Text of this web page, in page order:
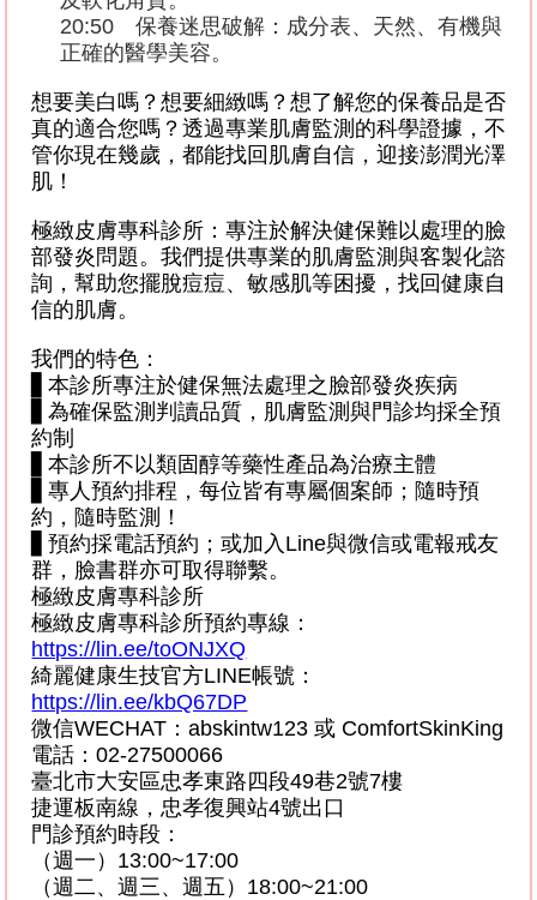
20:50
保養迷思破解：成分表、天然、有機與
正確的醫學美容。
想要美白嗎？想要細緻嗎？想了解您的保養品是否
真的適合您嗎？透過專業肌膚監測的科學證據，不
管你現在幾歲，都能找回肌膚自信，迎接澎潤光澤
肌！
極緻皮膚專科診所：專注於解決健保難以處理的臉
部發炎問題。我們提供專業的肌膚監測與客製化諮
詢，幫助您擺脫痘痘、敏感肌等困擾，找回健康自
信的肌膚。
我們的特色：
▋本診所專注於健保無法處理之臉部發炎疾病
▋為確保監測判讀品質，肌膚監測與門診均採全預
約制
▋本診所不以類固醇等藥性產品為治療主體
▋專人預約排程，每位皆有專屬個案師；隨時預
約，隨時監測！
▋預約採電話預約 ；或加入 Line與微信或電報戒友
群，臉書群亦可取得聯繫。
極緻皮膚專科診所
極緻皮膚專科診所預約專線：
https://lin.ee/toONJXQ
綺麗健康生技官方LINE帳號：
https://lin.ee/kbQ67DP
微信WECHAT ：abskintw123或 ComfortSkinKing
電話：02-27500066
臺北市大安區忠孝東路四段49巷2號7樓
捷運板南線，忠孝復興站4號出口
門診預約時段：
（週一） 13:00~17:00
（週二、週三、週五） 18:00~21:00